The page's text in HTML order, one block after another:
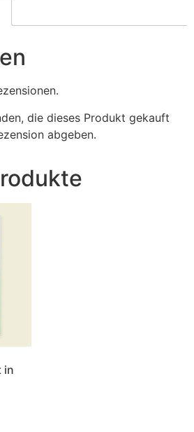
die dieses Produkt gekauft
abgeben.
in